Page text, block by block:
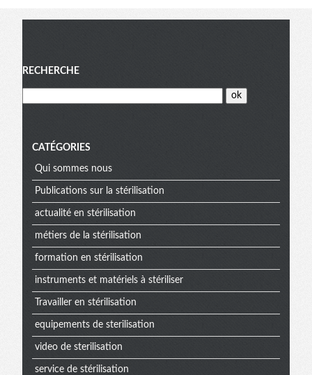
Menu
RECHERCHE
CATÉGORIES
Qui sommes nous
Publications sur la stérilisation
actualité en stérilisation
métiers de la stérilisation
formation en stérilisation
instruments et matériels à stériliser
Travailler en stérilisation
equipements de sterilisation
video de sterilisation
service de stérilisation